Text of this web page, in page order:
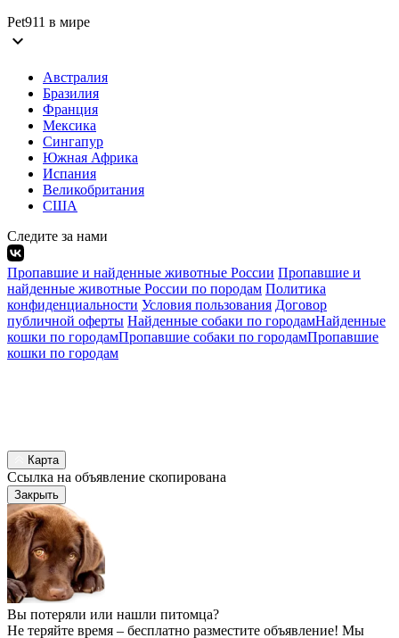
Pet911 в мире
expand_more
Австралия
Бразилия
Франция
Мексика
Сингапур
Южная Африка
Испания
Великобритания
США
Следите за нами
Пропавшие и найденные животные России Пропавшие и
найденные животные России по породам Политика
конфиденциальности Условия пользования Договор
публичной оферты Найденные собаки по городамНайденные
кошки по городамПропавшие собаки по городамПропавшие
кошки по городам
Карта
Ссылка на объявление скопирована
Закрыть
Вы потеряли или нашли питомца?
Не теряйте время – бесплатно разместите объявление! Мы